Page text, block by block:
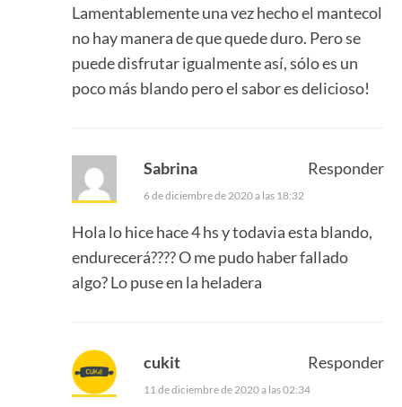
Lamentablemente una vez hecho el mantecol
no hay manera de que quede duro. Pero se
puede disfrutar igualmente así, sólo es un
poco más blando pero el sabor es delicioso!
Sabrina
6 de diciembre de 2020 a las 18:32
Hola lo hice hace 4 hs y todavia esta blando,
endurecerá???? O me pudo haber fallado
algo? Lo puse en la heladera
Responder
cukit
11 de diciembre de 2020 a las 02:34
Responder